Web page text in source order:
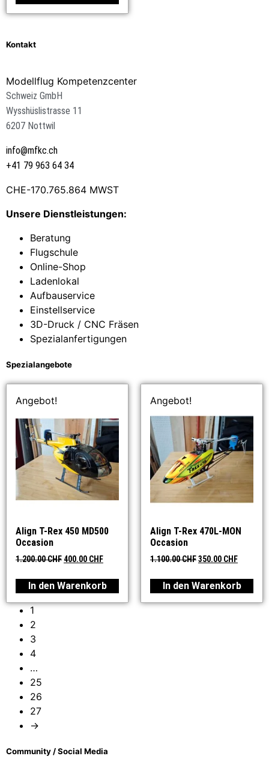
Kontakt
Modellflug Kompetenzcenter
Schweiz GmbH
Wysshüslistrasse 11
6207 Nottwil
info@mfkc.ch
+41 79 963 64 34
CHE-170.765.864 MWST
Unsere Dienstleistungen:
Beratung
Flugschule
Online-Shop
Ladenlokal
Aufbauservice
Einstellservice
3D-Druck / CNC Fräsen
Spezialanfertigungen
Spezialangebote
Angebot!
Align T-Rex 450 MD500
Occasion
1.200.00CHF 400.00 CHF
In den Warenkorb
Angebot!
Align T-Rex 470L-MON
Occasion
1.100.00CHF350.00 CHF
In den Warenkorb
1
2
3
4
…
25
26
27
→
Community / Social Media